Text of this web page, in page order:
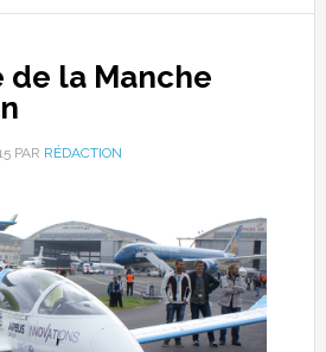
de la Manche
PAR RÉDACTION